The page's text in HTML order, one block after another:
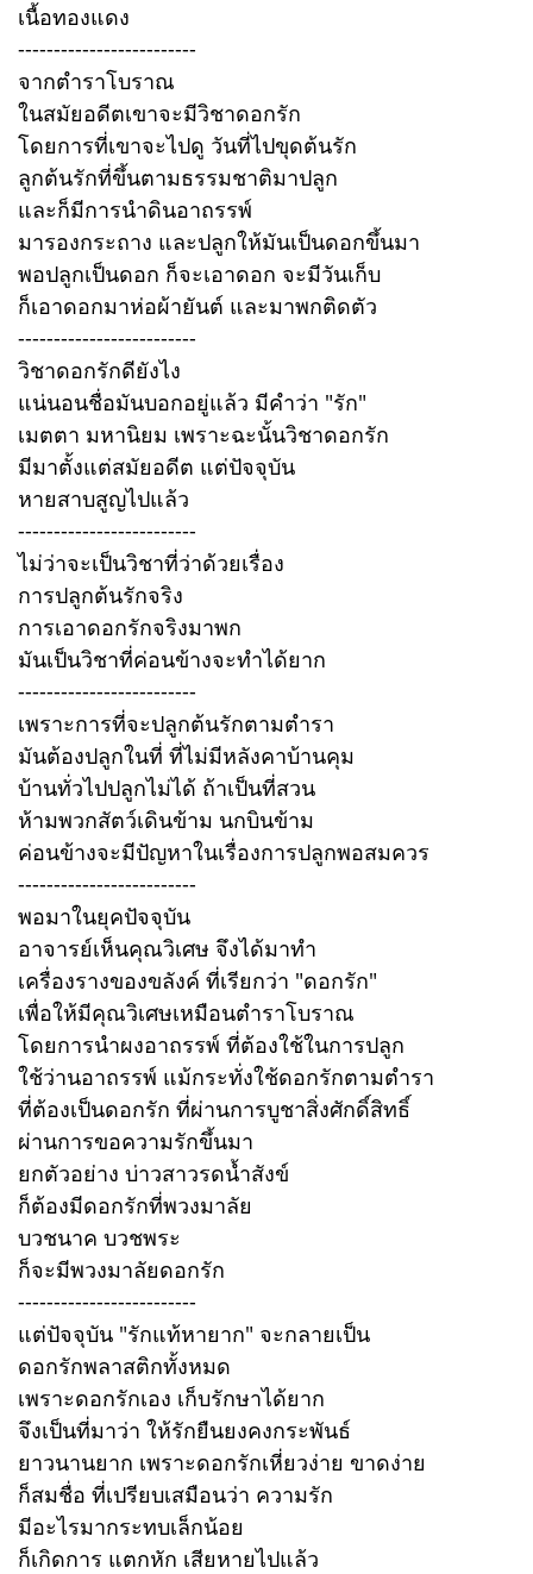
เนื้อทองแดง
-------------------------
จากตำราโบราณ
ในสมัยอดีตเขาจะมีวิชาดอกรัก
โดยการที่เขาจะไปดู วันที่ไปขุดต้นรัก
ลูกต้นรักที่ขึ้นตามธรรมชาติมาปลูก
และก็มีการนำดินอาถรรพ์
มารองกระถาง และปลูกให้มันเป็นดอกขึ้นมา
พอปลูกเป็นดอก ก็จะเอาดอก จะมีวันเก็บ
ก็เอาดอกมาห่อผ้ายันต์ และมาพกติดตัว
-------------------------
วิชาดอกรักดียังไง
แน่นอนชื่อมันบอกอยู่แล้ว มีคำว่า "รัก"
เมตตา มหานิยม เพราะฉะนั้นวิชาดอกรัก
มีมาตั้งแต่สมัยอดีต แต่ปัจจุบัน
หายสาบสูญไปแล้ว
-------------------------
ไม่ว่าจะเป็นวิชาที่ว่าด้วยเรื่อง
การปลูกต้นรักจริง
การเอาดอกรักจริงมาพก
มันเป็นวิชาที่ค่อนข้างจะทำได้ยาก
-------------------------
เพราะการที่จะปลูกต้นรักตามตำรา
มันต้องปลูกในที่ ที่ไม่มีหลังคาบ้านคุม
บ้านทั่วไปปลูกไม่ได้ ถ้าเป็นที่สวน
ห้ามพวกสัตว์เดินข้าม นกบินข้าม
ค่อนข้างจะมีปัญหาในเรื่องการปลูกพอสมควร
-------------------------
พอมาในยุคปัจจุบัน
อาจารย์เห็นคุณวิเศษ จึงได้มาทำ
เครื่องรางของขลังค์ ที่เรียกว่า "ดอกรัก"
เพื่อให้มีคุณวิเศษเหมือนตำราโบราณ
โดยการนำผงอาถรรพ์ ที่ต้องใช้ในการปลูก
ใช้ว่านอาถรรพ์ แม้กระทั่งใช้ดอกรักตามตำรา
ที่ต้องเป็นดอกรัก ที่ผ่านการบูชาสิ่งศักดิ์สิทธิ์
ผ่านการขอความรักขึ้นมา
ยกตัวอย่าง บ่าวสาวรดน้ำสังข์
ก็ต้องมีดอกรักที่พวงมาลัย
บวชนาค บวชพระ
ก็จะมีพวงมาลัยดอกรัก
-------------------------
แต่ปัจจุบัน "รักแท้หายาก" จะกลายเป็น
ดอกรักพลาสติกทั้งหมด
เพราะดอกรักเอง เก็บรักษาได้ยาก
จึงเป็นที่มาว่า ให้รักยืนยงคงกระพันธ์
ยาวนานยาก เพราะดอกรักเหี่ยวง่าย ขาดง่าย
ก็สมชื่อ ที่เปรียบเสมือนว่า ความรัก
มีอะไรมากระทบเล็กน้อย
ก็เกิดการ แตกหัก เสียหายไปแล้ว